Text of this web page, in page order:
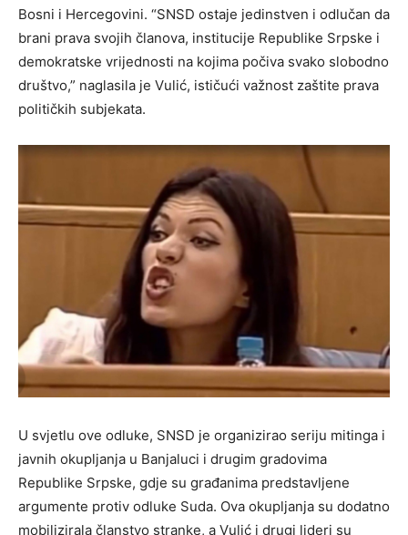
Bosni i Hercegovini. “SNSD ostaje jedinstven i odlučan da
brani prava svojih članova, institucije Republike Srpske i
demokratske vrijednosti na kojima počiva svako slobodno
društvo,” naglasila je Vulić, ističući važnost zaštite prava
političkih subjekata.
U svjetlu ove odluke, SNSD je organizirao seriju mitinga i
javnih okupljanja u Banjaluci i drugim gradovima
Republike Srpske, gdje su građanima predstavljene
argumente protiv odluke Suda. Ova okupljanja su dodatno
mobilizirala članstvo stranke, a Vulić i drugi lideri su